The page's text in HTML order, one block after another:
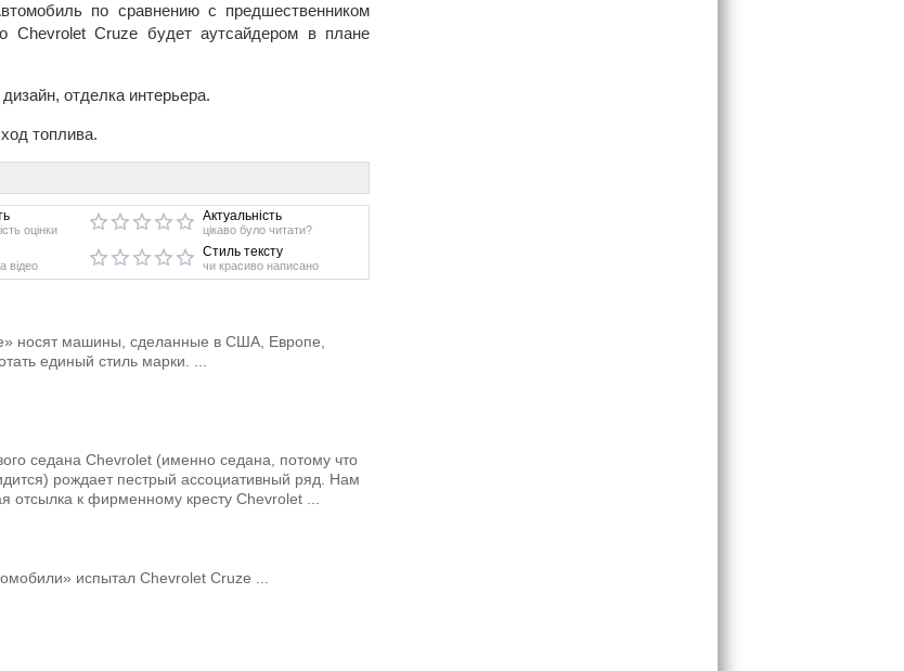
по сравнению с предшественником
Cruze будет аутсайдером в плане
отделка интерьера.
топлива.
оцінки
Актуальність
цікаво було читати?
відео
Стиль тексту
чи красиво написано
носят машины, сделанные в США, Европе,
единый стиль марки. ...
седана Chevrolet (именно седана, потому что
рождает пестрый ассоциативный ряд. Нам
отсылка к фирменному кресту Chevrolet ...
испытал Chevrolet Cruze ...